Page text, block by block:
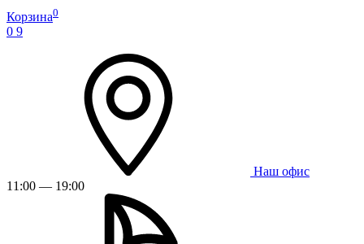
Корзина0
0 9
Наш офис
11:00 — 19:00